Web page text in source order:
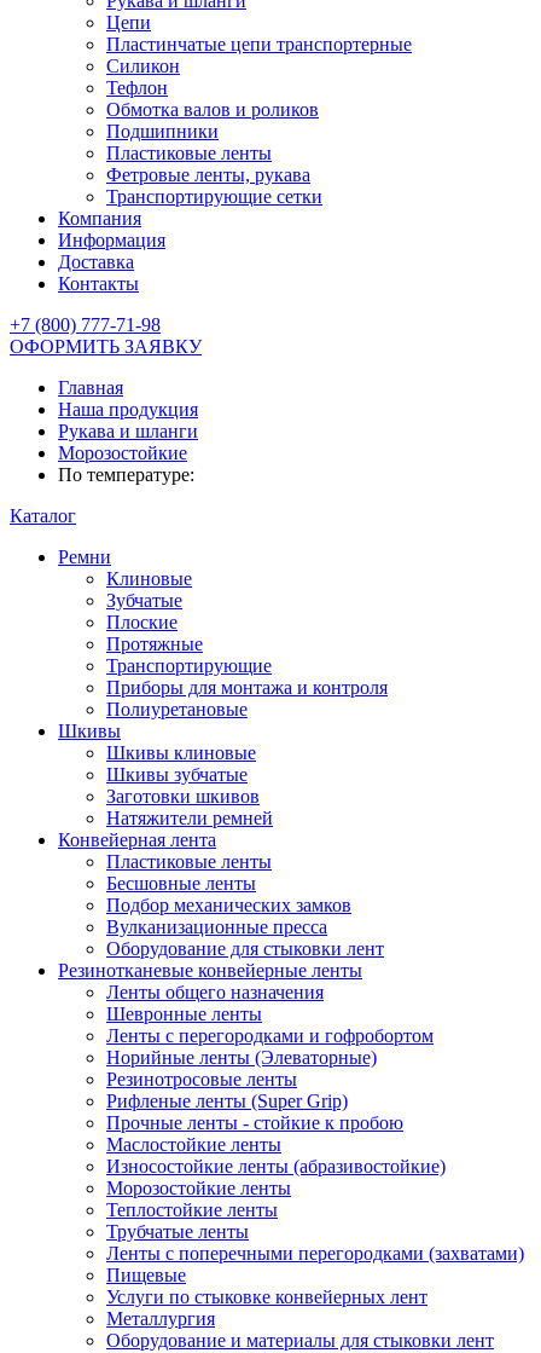
Цепи
Пластинчатые цепи транспортерные
Силикон
Тефлон
Обмотка валов и роликов
Подшипники
Пластиковые ленты
Фетровые ленты, рукава
Транспортирующие сетки
Компания
Информация
Доставка
Контакты
+7 (800) 777-71-98
ОФОРМИТЬ ЗАЯВКУ
Главная
Наша продукция
Рукава и шланги
Морозостойкие
По температуре:
Каталог
Ремни
Клиновые
Зубчатые
Плоские
Протяжные
Транспортирующие
Приборы для монтажа и контроля
Полиуретановые
Шкивы
Шкивы клиновые
Шкивы зубчатые
Заготовки шкивов
Натяжители ремней
Конвейерная лента
Пластиковые ленты
Бесшовные ленты
Подбор механических замков
Вулканизационные пресса
Оборудование для стыковки лент
Резинотканевые конвейерные ленты
Ленты общего назначения
Шевронные ленты
Ленты с перегородками и гофробортом
Норийные ленты (Элеваторные)
Резинотросовые ленты
Рифленые ленты (Super Grip)
Прочные ленты - стойкие к пробою
Маслостойкие ленты
Износостойкие ленты (абразивостойкие)
Морозостойкие ленты
Теплостойкие ленты
Трубчатые ленты
Ленты с поперечными перегородками (захватами)
Пищевые
Услуги по стыковке конвейерных лент
Металлургия
Оборудование и материалы для стыковки лент